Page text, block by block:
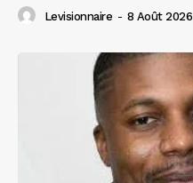
Levisionnaire - 8 Août 2026